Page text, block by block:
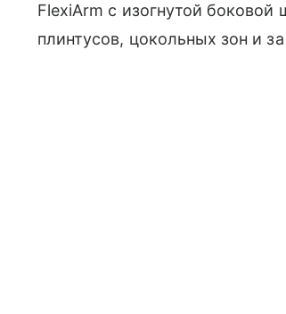
FlexiArm с изогнутой
плинтусов, цокольных зон и